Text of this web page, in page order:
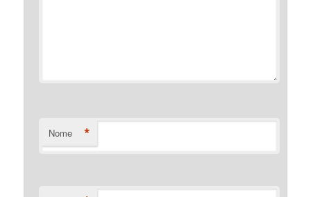
Nome *